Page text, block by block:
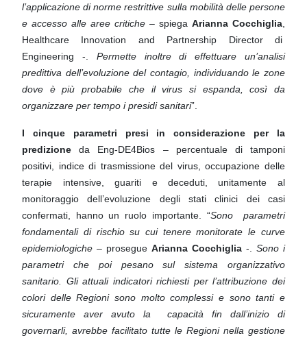
l’applicazione di norme restrittive sulla mobilità delle persone
e accesso alle aree critiche – spiega Arianna Cocchiglia,
Healthcare Innovation and Partnership Director di
Engineering -. Permette inoltre di effettuare un’analisi
predittiva dell’evoluzione del contagio, individuando le zone
dove è più probabile che il virus si espanda, così da
organizzare per tempo i presidi sanitari”.
I cinque parametri presi in considerazione per la
predizione da Eng-DE4Bios – percentuale di tamponi
positivi, indicedi trasmissione del virus, occupazione delle
terapie intensive, guariti e deceduti, unitamente al
monitoraggio dell’evoluzione degli stati clinici dei casi
confermati, hanno un ruolo importante. “Sono parametri
fondamentali di rischio su cui teneremonitorate le curve
epidemiologiche – prosegueArianna Cocchiglia -. Sono i
parametri che poi pesano sul sistema organizzativo
sanitario. Gli attuali indicatori richiesti per l’attribuzione dei
colori delle Regioni sono molto complessi e sonotanti e
sicuramente aver avuto la capacità fin dall’inizio di
governarli, avrebbe facilitato tutte le Regioni nella gestione